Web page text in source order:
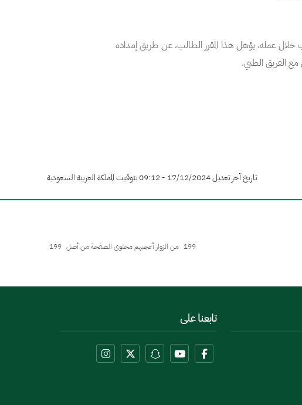
خلال عمله، يؤهل هذا المقرر الطالب، عن طريق إمداده
مع الفريق الطبي.
تاريخ آخر تعديل 17/12/2024 - 09:12 بتوقيت المملكة العربية السعودية
199 من الزوار أعجبهم محتوى الصفحة من أصل 199
تابعنا على